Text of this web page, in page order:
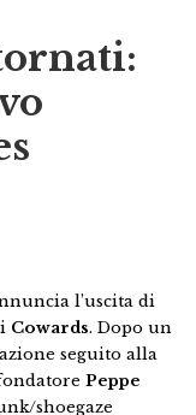
l’uscita di
Cowards. Dopo un
seguito alla
Peppe
shoegaze